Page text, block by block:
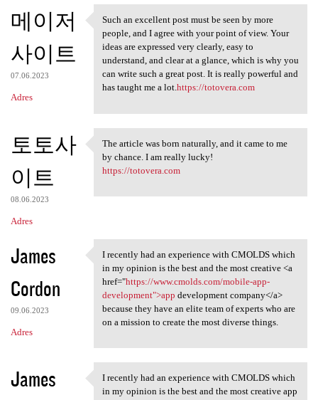
메이저
사이트
07.06.2023
Adres
Such an excellent post must
Such an excellent post must be seen by more
people, and I agree with your point of view. Your
ideas are expressed very clearly, easy to
understand, and clear at a glance, which is why you
can write such a great post. It is really powerful and
has taught me a lot.https://totovera.com
토토사
이트
08.06.2023
Adres
The article was born
The article was born naturally, and it came to me
by chance. I am really lucky!
https://totovera.com
James
Cordon
09.06.2023
Adres
I recently had an experience
I recently had an experience with CMOLDS which
in my opinion is the best and the most creative <a
href="https://www.cmolds.com/mobile-app-
development">app development company</a>
because they have an elite team of experts who are
on a mission to create the most diverse things.
James
I recently had an experience
I recently had an experience with CMOLDS which
in my opinion is the best and the most creative app